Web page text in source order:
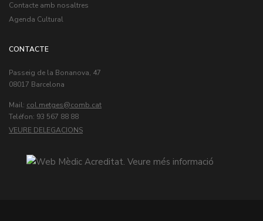
Contacte amb nosaltres
Agenda Cultural
CONTACTE
Passeig de la Bonanova, 47
08017 Barcelona
Mail: col.metges
Teléfon: 93 567 88 88
VEURE DELEGACIONS